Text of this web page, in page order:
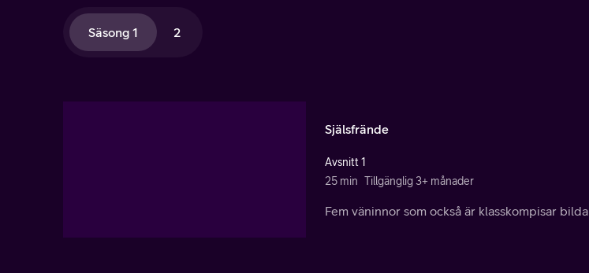
Säsong 1 2
Själsfrände
Avsnitt 1
25 min Tillgänglig 3+ månader
Fem väninnor som också är klasskompisar